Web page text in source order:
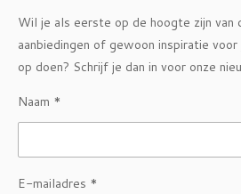
Wil je als eerste op de hoogte zijn van
aanbiedingen of gewoon inspiratie
op doen? Schrijf je dan in voor onze
Naam *
E-mailadres *